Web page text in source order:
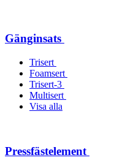
Gänginsats
Trisert
Foamsert
Trisert-3
Multisert
Visa alla
Pressfästelement